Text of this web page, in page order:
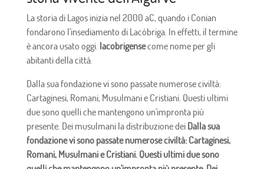
La storia di Lagos inizia nel 2000 aC, quando i Conian
fondarono l'insediamento di Lacóbriga. In effetti, il termine
è ancora usato oggi. lacobrigensecome nome per gli
abitanti della città.
Dalla sua fondazione vi sono passate numerose civiltà:
Cartaginesi, Romani, Musulmani e Cristiani. Questi ultimi
due sono quelli che mantengono un'impronta più
presente. Dei musulmani la distribuzione dei Dalla sua
fondazione vi sono passate numerose civiltà: Cartaginesi,
Romani, Musulmani e Cristiani. Questi ultimi due sono